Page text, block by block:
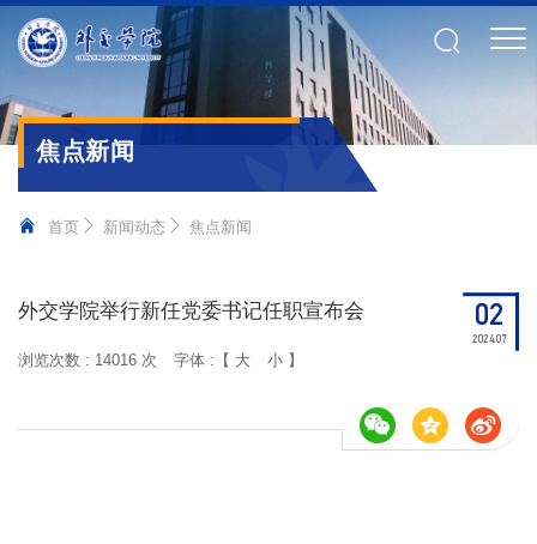
焦点新闻
首页 新闻动态 焦点新闻
外交学院举行新任党委书记任职宣布会
浏览次数 : 14016 次 字体 :【 大 小 】
02
2024.07